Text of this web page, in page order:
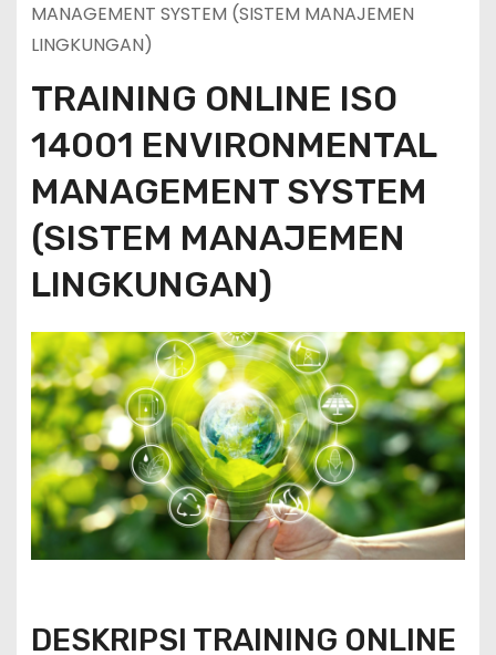
MANAGEMENT SYSTEM (SISTEM MANAJEMEN
LINGKUNGAN)
TRAINING ONLINE ISO
14001 ENVIRONMENTAL
MANAGEMENT SYSTEM
(SISTEM MANAJEMEN
LINGKUNGAN)
DESKRIPSI TRAINING ONLINE